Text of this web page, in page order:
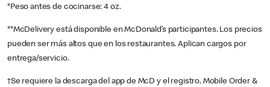
*Peso antes de cocinarse: 4 oz.
**McDelivery está disponible en McDonald’s participantes. Los precios
pueden ser más altos que en los restaurantes. Aplican cargos por
entrega/servicio.
†Se requiere la descarga del app de McD y el registro. Mobile Order &